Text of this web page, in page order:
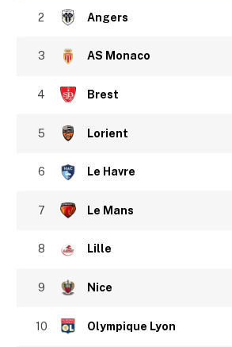
2 Angers
3 AS Monaco
4 Brest
5 Lorient
6 Le Havre
7 Le Mans
8 Lille
9 Nice
10 Olympique Lyon